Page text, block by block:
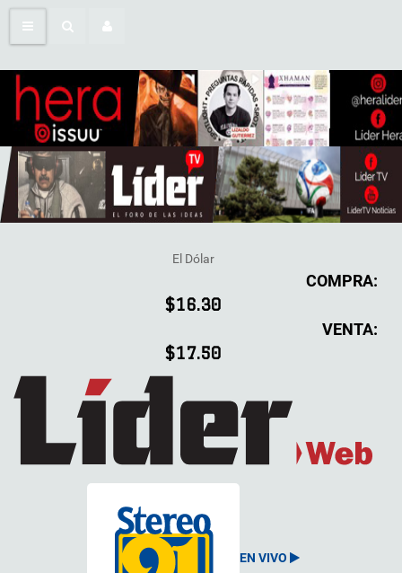
El Dólar
COMPRA:
$16.30
VENTA:
$17.50
EN VIVO